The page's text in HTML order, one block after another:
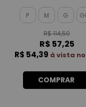
P M G
R$ 114,50
R$ 57,25
R$ 54,39 à vista
COMPRAR